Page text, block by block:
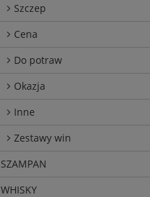
Szczep
Cena
Do potraw
Okazja
Inne
Zestawy win
SZAMPAN
WHISKY